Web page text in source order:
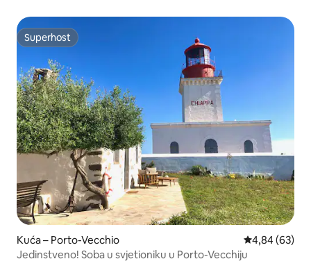
Superhost
Superhost
Kuća – Porto-Vecchio Prosječna
4,84 (63)
Jedinstveno! Soba u svjetioniku u Porto-Vecchiju